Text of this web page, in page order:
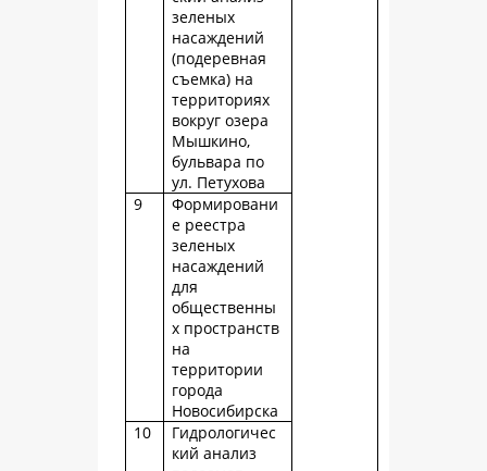
зеленых
насаждений
(подеревная
съемка) на
территориях
вокруг озера
Мышкино,
бульвара по
ул. Петухова
9
Формировани
е реестра
зеленых
насаждений
для
общественны
х пространств
на
территории
города
Новосибирска
10
Гидрологичес
кий анализ